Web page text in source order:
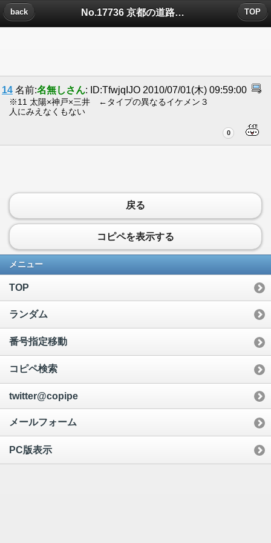
No.17736 京都の道路は碁盤目状についたコメント
back TOP
14 名前:名無しさん: ID:TfwjqIJO 2010/07/01(木) 09:59:00
※11 太陽×神戸×三井 ←タイプの異なるイケメン３
人にみえなくもない
0
戻る
コピペを表示する
メニュー
TOP
ランダム
番号指定移動
コピペ検索
twitter@copipe
メールフォーム
PC版表示